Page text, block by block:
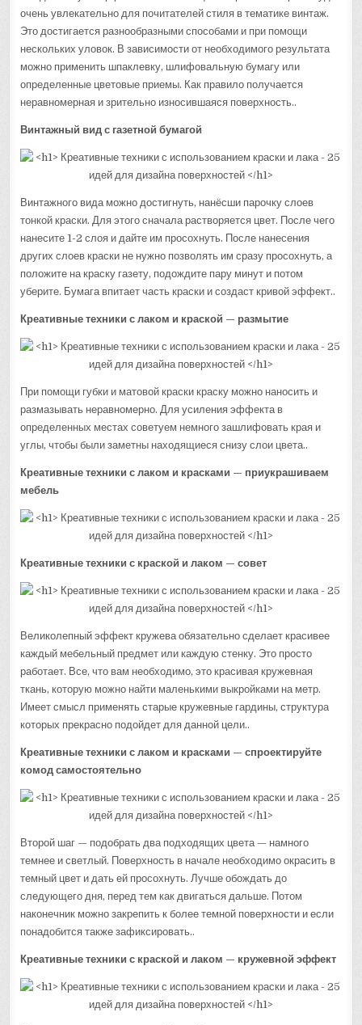
очень увлекательно для почитателей стиля в тематике винтаж.
Это достигается разнообразными способами и при помощи
нескольких уловок. В зависимости от необходимого результата
можно применить шпаклевку, шлифовальную бумагу или
определенные цветовые приемы. Как правило получается
неравномерная и зрительно износившаяся поверхность..
Винтажный вид с газетной бумагой
Винтажного вида можно достигнуть, нанёсши парочку слоев
тонкой краски. Для этого сначала растворяется цвет. После чего
нанесите 1-2 слоя и дайте им просохнуть. После нанесения
других слоев краски не нужно позволять им сразу просохнуть, а
положите на краску газету, подождите пару минут и потом
уберите. Бумага впитает часть краски и создаст кривой эффект..
Креативные техники с лаком и краской — размытие
При помощи губки и матовой краски краску можно наносить и
размазывать неравномерно. Для усиления эффекта в
определенных местах советуем немного зашлифовать края и
углы, чтобы были заметны находящиеся снизу слои цвета..
Креативные техники с лаком и красками — приукрашиваем
мебель
Креативные техники с краской и лаком — совет
Великолепный эффект кружева обязательно сделает красивее
каждый мебельный предмет или каждую стенку. Это просто
работает. Все, что вам необходимо, это красивая кружевная
ткань, которую можно найти маленькими выкройками на метр.
Имеет смысл применять старые кружевные гардины, структура
которых прекрасно подойдет для данной цели..
Креативные техники с лаком и красками — спроектируйте
комод самостоятельно
Второй шаг — подобрать два подходящих цвета — намного
темнее и светлый. Поверхность в начале необходимо окрасить в
темный цвет и дать ей просохнуть. Лучше обождать до
следующего дня, перед тем как двигаться дальше. Потом
наконечник можно закрепить к более темной поверхности и если
понадобится также зафиксировать..
Креативные техники с краской и лаком — кружевной эффект